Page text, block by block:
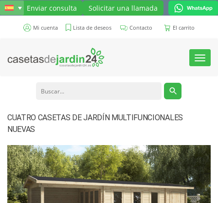
Enviar consulta Solicitar una llamada
Mi cuenta Lista de deseos Contacto El carrito
Toggle
CUATRO CASETAS DE JARDÍN MULTIFUNCIONALES
NUEVAS